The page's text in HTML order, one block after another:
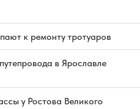
к ремонту тротуаров
в Ярославле
у Ростова Великого